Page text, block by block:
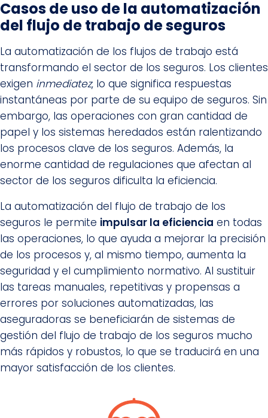
Casos de uso de la automatización
del flujo de trabajo de seguros
La automatización de los flujos de trabajo está
transformando el sector de los seguros. Los clientes
exigen inmediatez, lo que significa respuestas
instantáneas por parte de su equipo de seguros. Sin
embargo, las operaciones con gran cantidad de
papel y los sistemas heredados están ralentizando
los procesos clave de los seguros. Además, la
enorme cantidad de regulaciones que afectan al
sector de los seguros dificulta la eficiencia.
La automatización del flujo de trabajo de los
seguros le permite impulsar la eficiencia en todas
las operaciones, lo que ayuda a mejorar la precisión
de los procesos y, al mismo tiempo, aumenta la
seguridad y el cumplimiento normativo. Al sustituir
las tareas manuales, repetitivas y propensas a
errores por soluciones automatizadas, las
aseguradoras se beneficiarán de sistemas de
gestión del flujo de trabajo de los seguros mucho
más rápidos y robustos, lo que se traducirá en una
mayor satisfacción de los clientes.